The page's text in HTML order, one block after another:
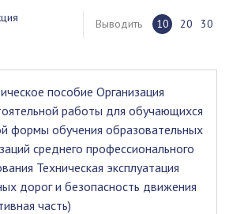
Выводить 10 20 30
пособие Организация
работы для обучающихся
формы обучения образовательных
среднего профессионального
Техническая эксплуатация
дорог и безопасность движения
часть)